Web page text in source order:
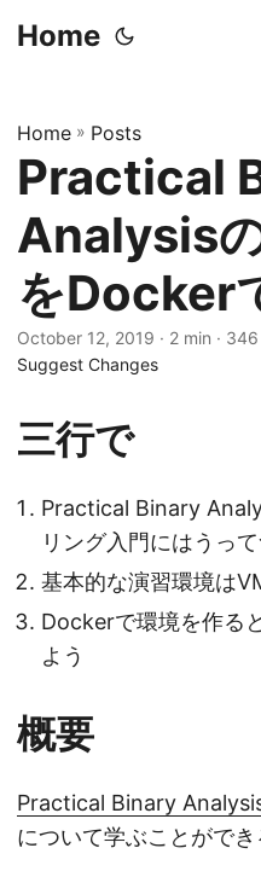
Home
Home » Posts
Practical
Analysis
をDocker
October 12, 2019 · 2 min ·
Suggest Changes
三行で
Practical Binary
リング入門にはうっ
基本的な演習環境は
Dockerで環境を作る
よう
概要
Practical Binary
について学ぶことができ